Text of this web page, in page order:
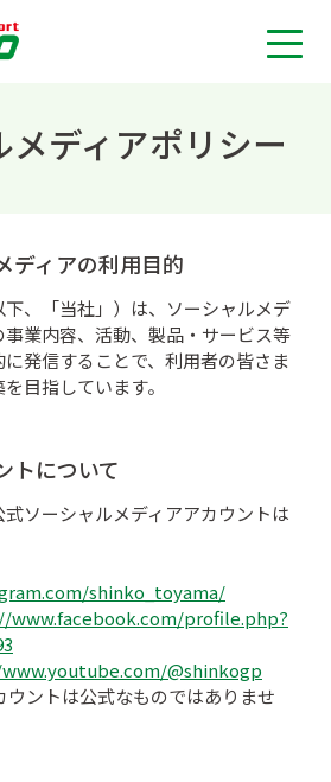
メディアポリシー
ディアの利用目的
、「当社」）は、ソーシャルメデ
業内容、活動、製品・サービス等
発信することで、利用者の皆さま
目指しています。
トについて
ソーシャルメディアアカウントは
shinko_toyama/
www.facebook.com/profile.php?
@shinkogp
ントは公式なものではありませ